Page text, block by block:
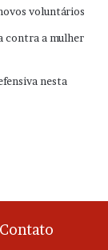
voluntários
contra a mulher
nesta
Contato